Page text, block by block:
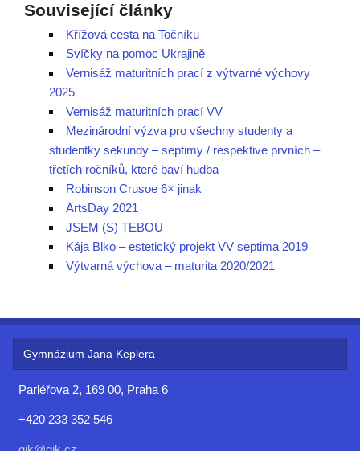
Související články
Křížová cesta na Točníku
Svíčky na pomoc Ukrajině
Vernisáž maturitních prací z výtvarné výchovy
2025
Vernisáž maturitních prací VV
Mezinárodní výzva pro všechny studenty a
studentky sekundy – septimy / respektive prvních –
třetích ročníků, které baví hudba
Robinson Crusoe 6× jinak
ArtsDay 2021
JSEM (S) TEBOU
Kája Blko – estetický projekt VV septima 2019
Výtvarná výchova – maturita 2020/2021
Gymnázium Jana Keplera
Parléřova 2, 169 00, Praha 6
+420 233 352 546